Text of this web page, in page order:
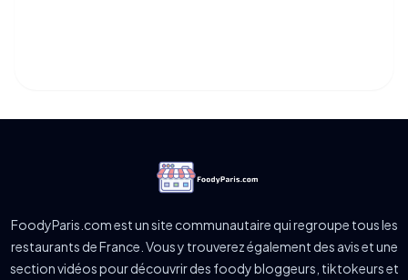
FoodyParis.com est un site communautaire qui regroupe tous les
restaurants de France. Vous y trouverez également des avis et une
section vidéos pour découvrir des foody bloggeurs, tiktokeurs et